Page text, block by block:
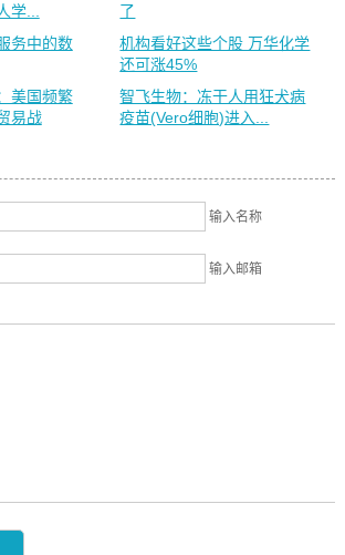
学...
了
务中的数
机构看好这些个股 万华化学
还可涨45%
美国频繁
易战
智飞生物：冻干人用狂犬病
疫苗(Vero细胞)进入...
输入名称
输入邮箱